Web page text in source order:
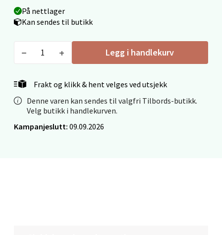
På nettlager
Kan sendes til butikk
Legg i handlekurv
Frakt og klikk & hent velges ved utsjekk
Denne varen kan sendes til valgfri Tilbords-butikk.
Velg butikk i handlekurven.
Kampanjeslutt: 09.09.2026
Mo i Rana - Thon Senter Mo i Rana
Fridtjof Nansensgate 22, 8622 Mo i Rana
Åpent i dag 09-19
Velg